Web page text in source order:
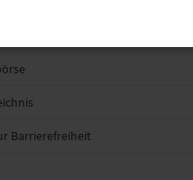
Barrierefreiheit